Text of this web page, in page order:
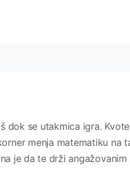
se utakmica igra.
menja matematiku na
je da te drži angažovanim